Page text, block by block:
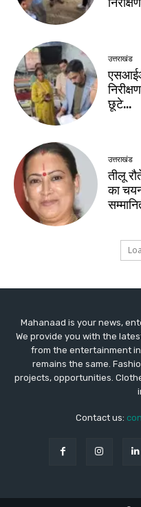
Mahanaad is your news,
We provide you with the
from the entertainment
remains the same.
projects, opportunities.
Contact us: